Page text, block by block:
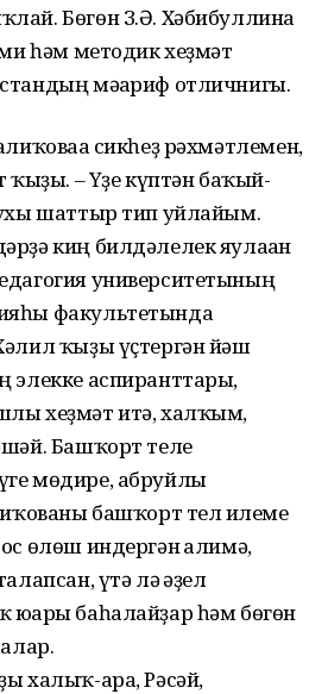
Бөгөн З.Ә. Хәбибуллина
һәм методик хеҙмәт
мәғариф отличнигы.
сикһеҙ рәхмәтлемен,
ҡыҙы. – Үҙе күптән баҡый­
шаттыр тип уйлайым.
киң билдәлелек яулаған
университе­ты­ның
факультетында
ҡыҙы үҫтергән йәш
элекке аспиранттары,
хеҙ­мәт итә, халҡым,
Баш­ҡорт теле
мөдире, абруйлы
башҡорт тел ғилеме
өлөш индергән ғалимә,
үтә лә ғәҙел
баһа­лайҙар һәм бө­гөн
халыҡ-ара, Рәсәй,